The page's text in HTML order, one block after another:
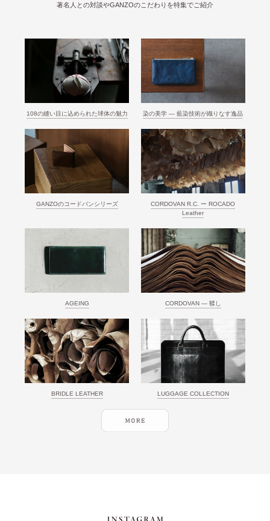
著名人との対談やGANZOのこだわりを特集でご紹介
108の縫い目に込められた球体の魅力 染の美学 ― 藍染技術が織りなす逸品
GANZOのコードバンシリーズ
CORDOVAN R.C. ー ROCADO
Leather
AGEING CORDOVAN ― 鞣し
BRIDLE LEATHER LUGGAGE COLLECTION